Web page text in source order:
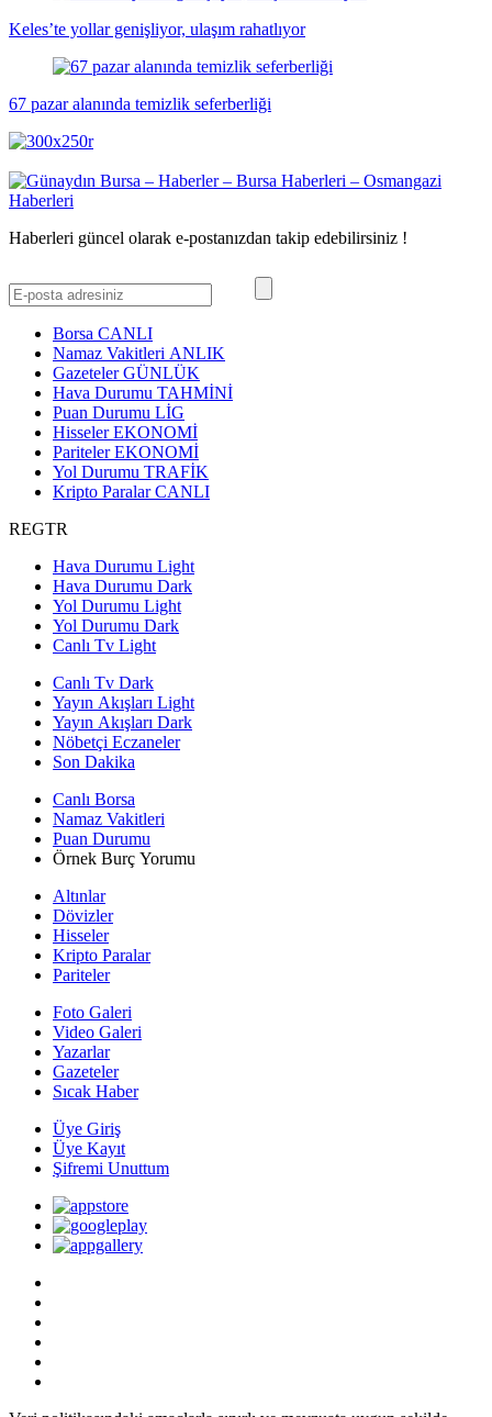
Keles’te yollar genişliyor, ulaşım rahatlıyor
67 pazar alanında temizlik seferberliği
Haberleri güncel olarak e-postanızdan takip edebilirsiniz !
Borsa CANLI
Namaz Vakitleri ANLIK
GazetelerGÜNLÜK
Hava Durumu TAHMİNİ
Puan Durumu LİG
HisselerEKONOMİ
ParitelerEKONOMİ
Yol Durumu TRAFİK
Kripto ParalarCANLI
REGTR
Hava Durumu Light
Hava Durumu Dark
Yol Durumu Light
Yol Durumu Dark
Canlı Tv Light
Canlı Tv Dark
Yayın Akışları Light
Yayın Akışları Dark
Nöbetçi Eczaneler
Son Dakika
Canlı Borsa
Namaz Vakitleri
Puan Durumu
Örnek Burç Yorumu
Altınlar
Dövizler
Hisseler
Kripto Paralar
Pariteler
Foto Galeri
Video Galeri
Yazarlar
Gazeteler
Sıcak Haber
Üye Giriş
Üye Kayıt
Şifremi Unuttum